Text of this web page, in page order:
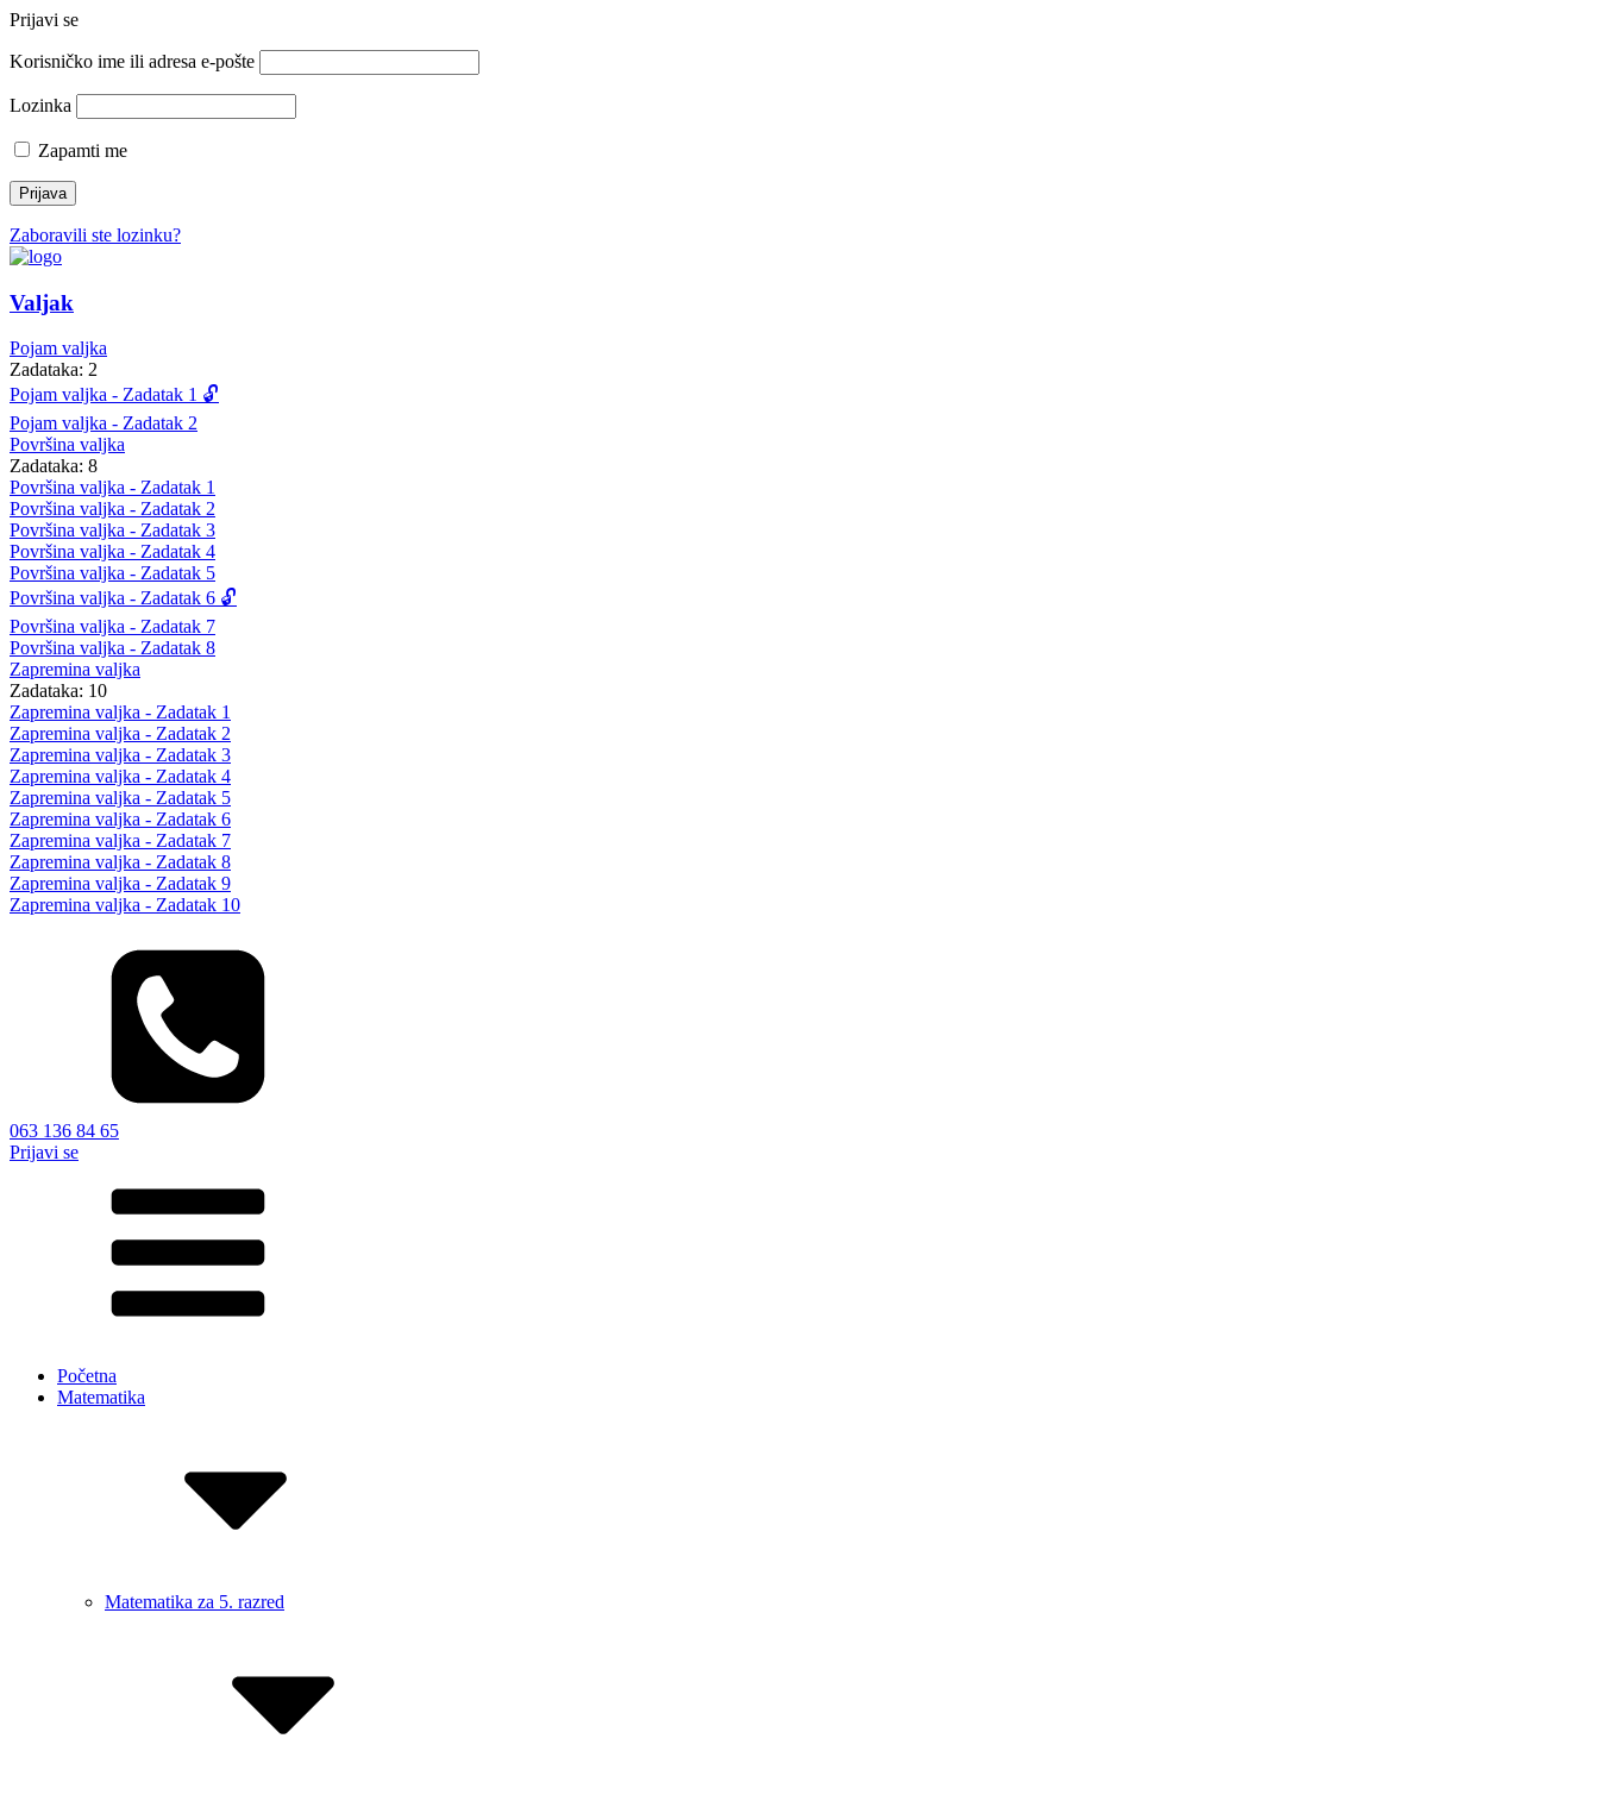
Prijavi se
Korisničko ime ili adresa e-pošte
Lozinka
Zapamti me
Zaboravili ste lozinku?
Valjak
Pojam valjka
Zadataka: 2
Pojam valjka - Zadatak 1 🔓
Pojam valjka - Zadatak 2
Površina valjka
Zadataka: 8
Površina valjka - Zadatak 1
Površina valjka - Zadatak 2
Površina valjka - Zadatak 3
Površina valjka - Zadatak 4
Površina valjka - Zadatak 5
Površina valjka - Zadatak 6 🔓
Površina valjka - Zadatak 7
Površina valjka - Zadatak 8
Zapremina valjka
Zadataka: 10
Zapremina valjka - Zadatak 1
Zapremina valjka - Zadatak 2
Zapremina valjka - Zadatak 3
Zapremina valjka - Zadatak 4
Zapremina valjka - Zadatak 5
Zapremina valjka - Zadatak 6
Zapremina valjka - Zadatak 7
Zapremina valjka - Zadatak 8
Zapremina valjka - Zadatak 9
Zapremina valjka - Zadatak 10
063 136 84 65
Prijavi se
Početna
Matematika
Matematika za 5. razred